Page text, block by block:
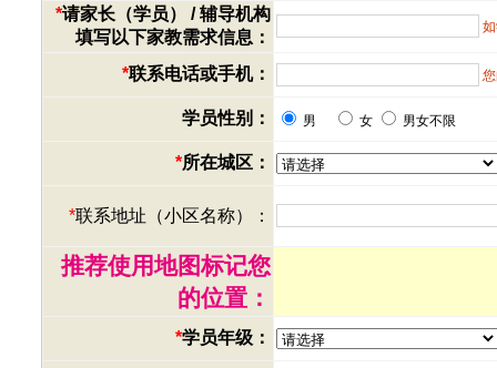
*请家长（学员） / 辅导机构
填写以下家教需求信息：
*联系电话或手机：
学员性别： 男 女 男女不限
*所在城区：
*联系地址（小区名称）：
推荐使用地图标记您
的位置：
*学员年级：